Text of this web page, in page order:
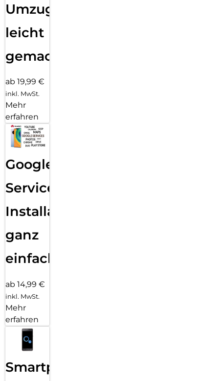
Umzug
leicht
gemacht!
ab 19,99 €
inkl. MwSt.
Mehr
erfahren
Google
Services
Installation
ganz
einfach
ab 14,99 €
inkl. MwSt.
Mehr
erfahren
Smartphone